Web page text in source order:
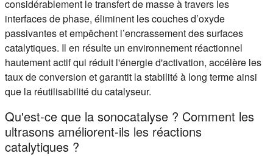
considérablement le transfert de masse à travers les
interfaces de phase, éliminent les couches d’oxyde
passivantes et empêchent l’encrassement des surfaces
catalytiques. Il en résulte un environnement réactionnel
hautement actif qui réduit l'énergie d'activation, accélère les
taux de conversion et garantit la stabilité à long terme ainsi
que la réutilisabilité du catalyseur.
Qu'est-ce que la sonocatalyse ? Comment les
ultrasons améliorent-ils les réactions
catalytiques ?